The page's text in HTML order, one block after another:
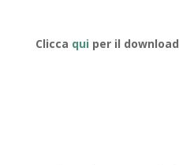
Clicca qui per il